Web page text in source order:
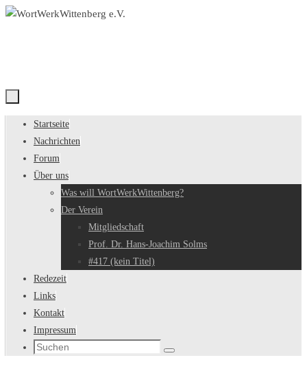
Zum
Zum
Inhalt
springen
Startseite
Nachrichten
Forum
Über uns
Was will WortWerkWittenberg?
Der Verein
Mitgliedschaft
Prof. Dr. Hans-Joachim Solms
#417 (kein Titel)
Redezeit
Links
Kontakt
Impressum
Suche
Suchen